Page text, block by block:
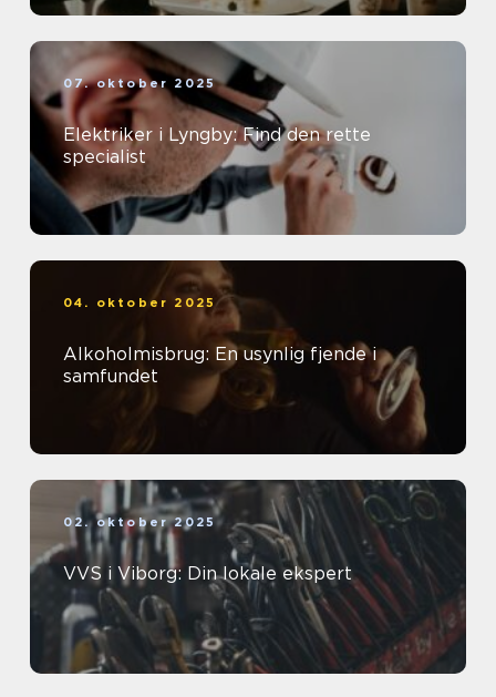
07. oktober 2025
Elektriker i Lyngby: Find den rette
specialist
04. oktober 2025
Alkoholmisbrug: En usynlig fjende i
samfundet
02. oktober 2025
VVS i Viborg: Din lokale ekspert